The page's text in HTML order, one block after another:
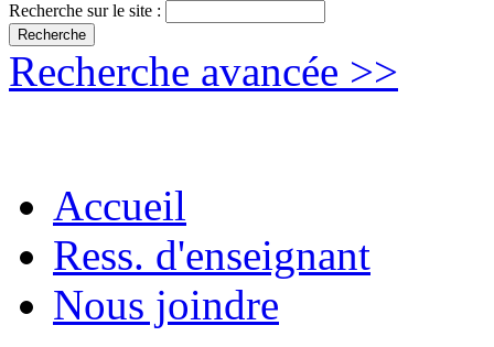
Recherche sur le site :
Recherche avancée >>
Accueil
Ress. d'enseignant
Nous joindre